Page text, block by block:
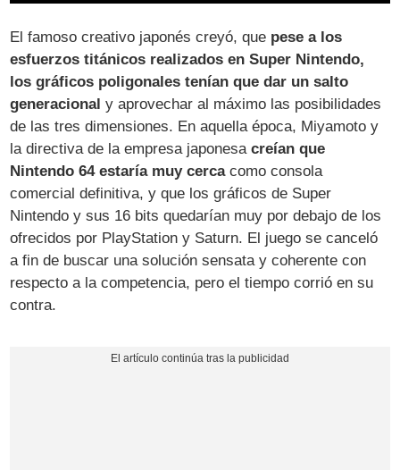
El famoso creativo japonés creyó, que pese a los
esfuerzos titánicos realizados en Super Nintendo,
los gráficos poligonales tenían que dar un salto
generacional y aprovechar al máximo las posibilidades
de las tres dimensiones. En aquella época, Miyamoto y
la directiva de la empresa japonesacreían que
Nintendo 64 estaría muy cercacomo consola
comercial definitiva, y que los gráficos de Super
Nintendo y sus 16 bits quedarían muy por debajo de los
ofrecidos por PlayStation y Saturn. El juego se canceló
a fin de buscar una solución sensata y coherente con
respecto a la competencia, pero el tiempo corrió en su
contra.